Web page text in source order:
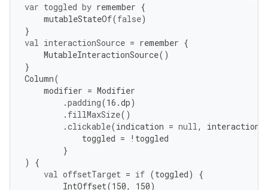
var toggled by remember {
mutableStateOf(false)
}
val interactionSource = remember {
MutableInteractionSource()
}
Column(
modifier = Modifier
.padding(16.dp)
. fillMaxSize()
.clickable(indication = null,
toggled = ! toggled
}
)
{
val offsetTarget = if (toggled)
{
IntOffset(150, 150)